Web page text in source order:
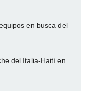
en busca del
del Italia-Haití en